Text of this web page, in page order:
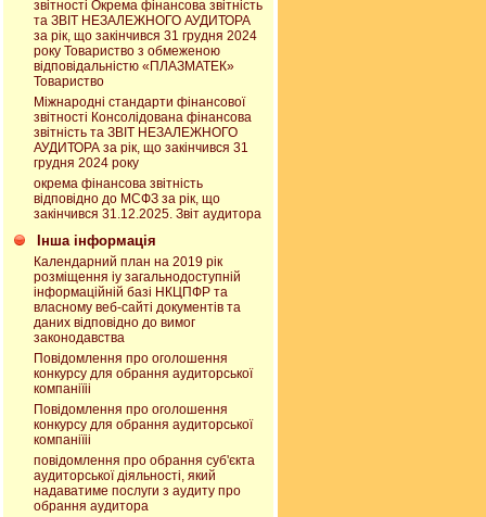
звітності Окрема фінансова звітність
та ЗВІТ НЕЗАЛЕЖНОГО АУДИТОРА
за рік, що закінчився 31 грудня 2024
року Товариство з обмеженою
відповідальністю «ПЛАЗМАТЕК»
Товариство
Міжнародні стандарти фінансової
звітності Консолідована фінансова
звітність та ЗВІТ НЕЗАЛЕЖНОГО
АУДИТОРА за рік, що закінчився 31
грудня 2024 року
окрема фінансова звітність
відповідно до МСФЗ за рік, що
закінчився 31.12.2025. Звіт аудитора
Інша інформація
Календарний план на 2019 рік
розміщення іу загальнодоступній
інформаційній базі НКЦПФР та
власному веб-сайті документів та
даних відповідно до вимог
законодавства
Повідомлення про оголошення
конкурсу для обрання аудиторської
компаніїіі
Повідомлення про оголошення
конкурсу для обрання аудиторської
компаніїіі
повідомлення про обрання суб'єкта
аудиторської діяльності, який
надаватиме послуги з аудиту про
обрання аудитора